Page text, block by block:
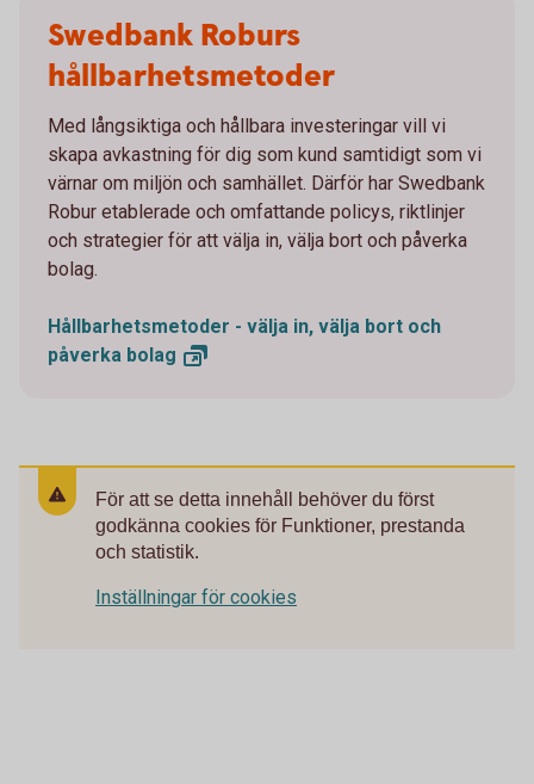
Swedbank Roburs
hållbarhetsmetoder
Med långsiktiga och hållbara investeringar vill vi
skapa avkastning för dig som kund samtidigt som vi
värnar om miljön och samhället. Därför har Swedbank
Robur etablerade och omfattande policys, riktlinjer
och strategier för att välja in, välja bort och påverka
bolag.
Hållbarhetsmetoder - välja in, välja bort och
påverka bolag
För att se detta innehåll behöver du först
godkänna cookies för Funktioner, prestanda
och statistik.
Inställningar för cookies